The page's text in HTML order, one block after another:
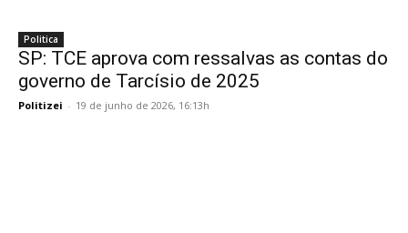
Politica
SP: TCE aprova com ressalvas as contas do
governo de Tarcísio de 2025
Politizei - 19 de junho de 2026, 16:13h